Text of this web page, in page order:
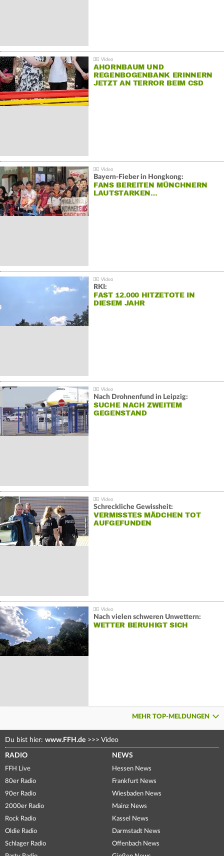
AHORNBAUM UND
REGENBOGENBANK ERINNERN
JETZT AN TERROR BEIM CSD
Bayern-Fieber in Hongkong:
FANS BEREITEN MÜNCHNERN
LAUTSTARKEN…
RKI:
FAST 12.000 HITZETOTE IN
DIESEM JAHR
Nach Drohnenfund in Leipzig:
SUCHE NACH ZWEITEM
GEGENSTAND
Schreckliche Gewissheit:
VERMISSTES MÄDCHEN TOT
AUFGEFUNDEN
Nach vielen schweren Unwettern:
WETTER BERUHIGT SICH
MEHR TOP-MELDUNGEN
Du bist hier: www.FFH.de >>> Video
RADIO
FFH Live
80er Radio
90er Radio
2000er Radio
Rock Radio
Oldie Radio
Schlager Radio
NEWS
Hessen News
Frankfurt News
Wiesbaden News
Mainz News
Kassel News
Darmstadt News
Offenbach News